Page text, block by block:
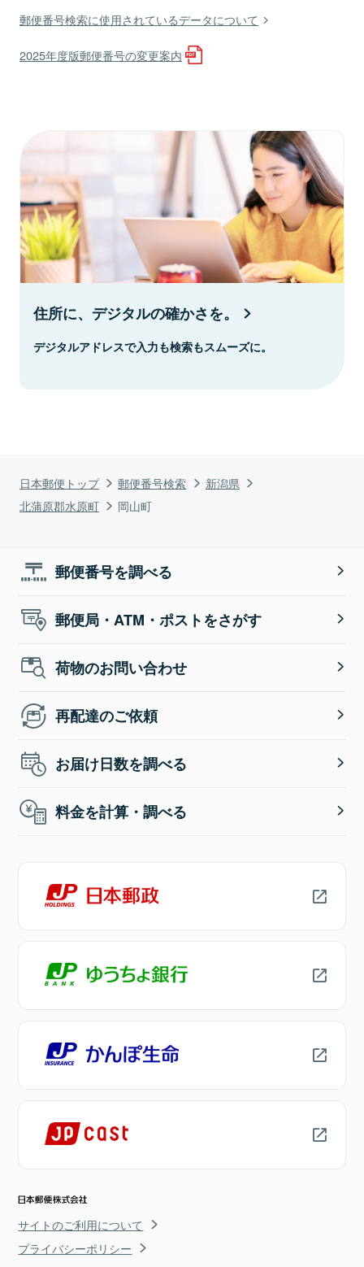
日本郵便トップ 郵便番号検索
新潟県
北蒲原郡水原町
岡山町
郵便番号検索に使用されているデータについて
2025年度版郵便番号の変更案内
住所に、デジタルの確かさを。
デジタルアドレスで入力も検索もスムーズに。
郵便番号を調べる
郵便局・ATM・ポストをさがす
荷物のお問い合わせ
再配達のご依頼
お届け日数を調べる
料金を計算・調べる
サイトのご利用について
プライバシーポリシー